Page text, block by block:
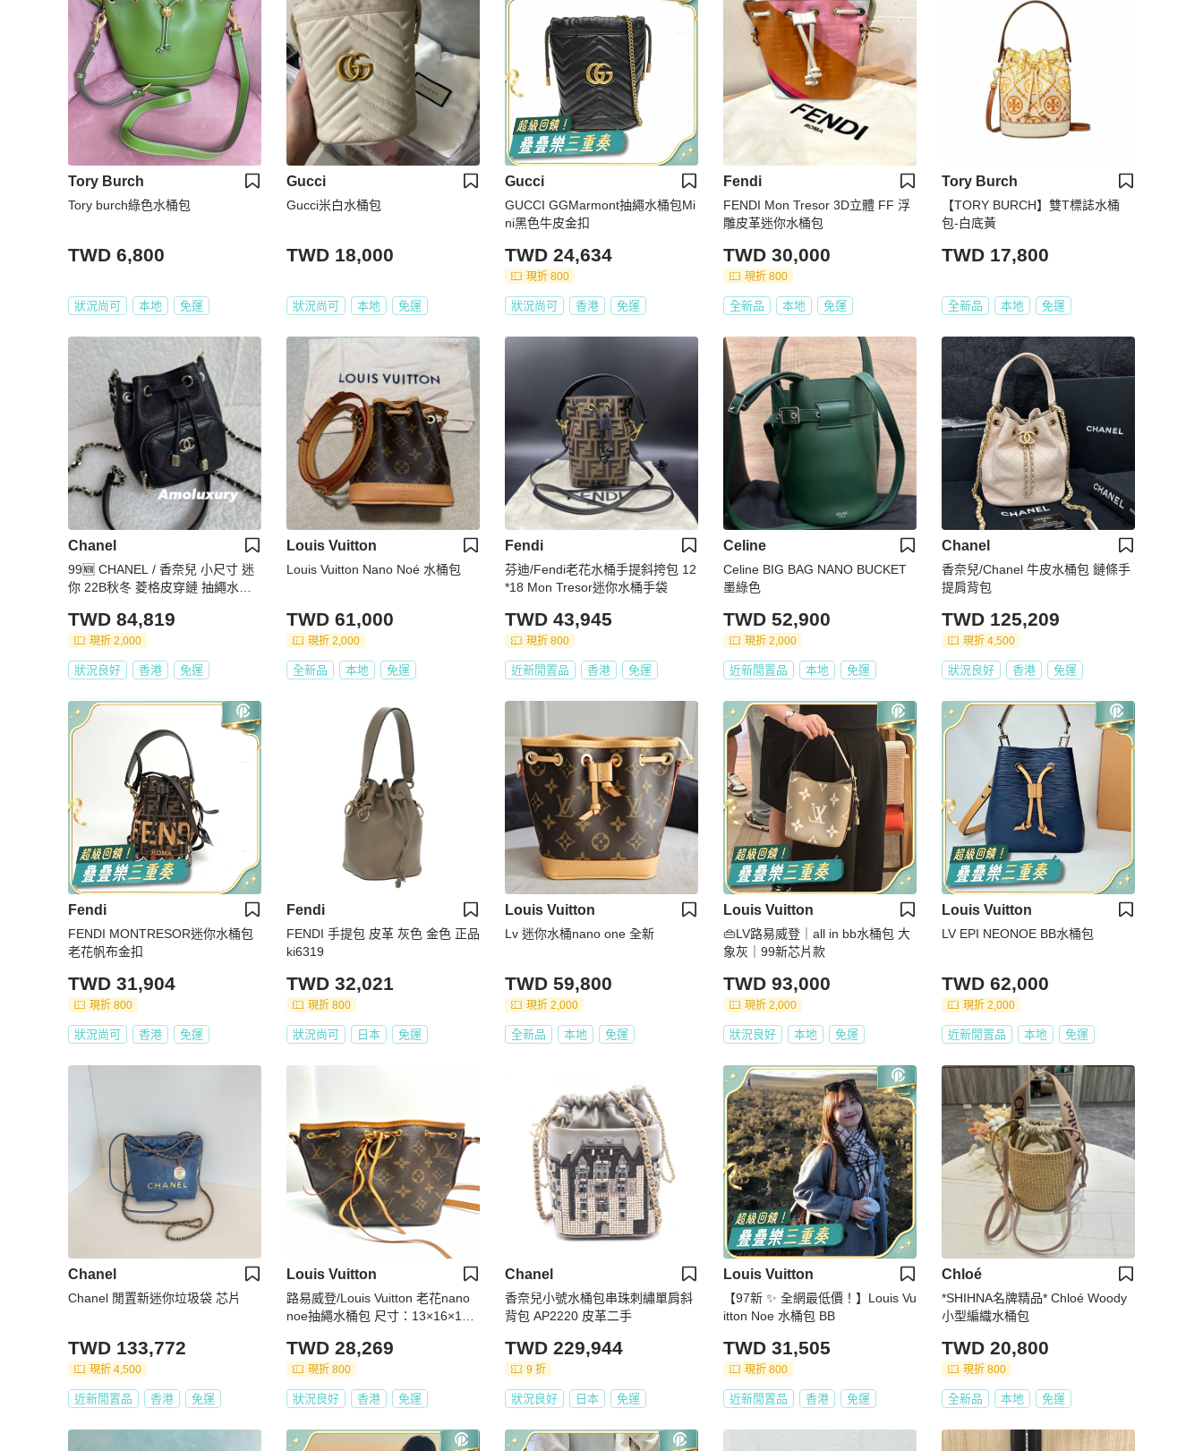
Tory Burch
Tory burch綠色水桶包
TWD 6,800
狀況尚可 本地 免運
Gucci
Gucci米白水桶包
TWD 18,000
狀況尚可 本地 免運
Gucci
GUCCI GGMarmont抽繩水桶包Mi
ni黑色牛皮金扣
TWD 24,634
現折 800
狀況尚可 香港 免運
Fendi
FENDI Mon Tresor 3D立體 FF 浮
雕皮革迷你水桶包
TWD 30,000
現折 800
全新品 本地 免運
Tory Burch
【TORY BURCH】雙T標誌水桶
包-白底黃
TWD 17,800
全新品 本地 免運
Chanel
99🆕 CHANEL / 香奈兒 小尺寸 迷
你 22B秋冬 菱格皮穿鏈 抽繩水桶
TWD 84,819
現折 2,000
狀況良好 香港 免運
Louis Vuitton
Louis Vuitton Nano Noé 水桶包
TWD 61,000
現折 2,000
全新品 本地 免運
Fendi
芬迪/Fendi老花水桶手提斜挎包 12
*18 Mon Tresor迷你水桶手袋
TWD 43,945
現折 800
近新閒置品 香港 免運
Celine
Celine BIG BAG NANO BUCKET
墨綠色
TWD 52,900
現折 2,000
近新閒置品 本地 免運
Chanel
香奈兒/Chanel 牛皮水桶包 鏈條手
提肩背包
TWD 125,209
現折 4,500
狀況良好 香港 免運
Fendi
FENDI MONTRESOR迷你水桶包
老花帆布金扣
TWD 31,904
現折 800
狀況尚可 香港 免運
Fendi
FENDI 手提包 皮革 灰色 金色 正品
ki6319
TWD 32,021
現折 800
狀況尚可 日本 免運
Louis Vuitton
Lv 迷你水桶nano one 全新
TWD 59,800
現折 2,000
全新品 本地 免運
Louis Vuitton
👜LV路易威登｜all in bb水桶包 大
象灰｜99新芯片款
TWD 93,000
現折 2,000
狀況良好 本地 免運
Louis Vuitton
LV EPI NEONOE BB水桶包
TWD 62,000
現折 2,000
近新閒置品 本地 免運
Chanel
Chanel 閒置新迷你垃圾袋 芯片
TWD 133,772
現折 4,500
近新閒置品 香港 免運
Louis Vuitton
路易威登/Louis Vuitton 老花nano
noe抽繩水桶包 尺寸：13×16×1
TWD 28,269
現折 800
狀況良好 香港 免運
Chanel
香奈兒小號水桶包串珠刺繡單肩斜
背包 AP2220 皮革二手
TWD 229,944
9 折
狀況良好 日本 免運
Louis Vuitton
【97新 ✨ 全網最低價！】Louis Vu
itton Noe 水桶包 BB
TWD 31,505
現折 800
近新閒置品 香港 免運
Chloé
*SHIHNA名牌精品* Chloé Woody
小型編織水桶包
TWD 20,800
現折 800
全新品 本地 免運